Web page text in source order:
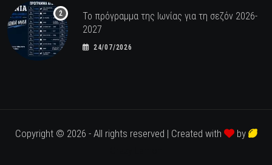
Το πρόγραμμα της Ιωνίας για τη σεζόν 2026-
2027
24/07/2026
Copyright © 2026 - All rights reserved | Created with
by